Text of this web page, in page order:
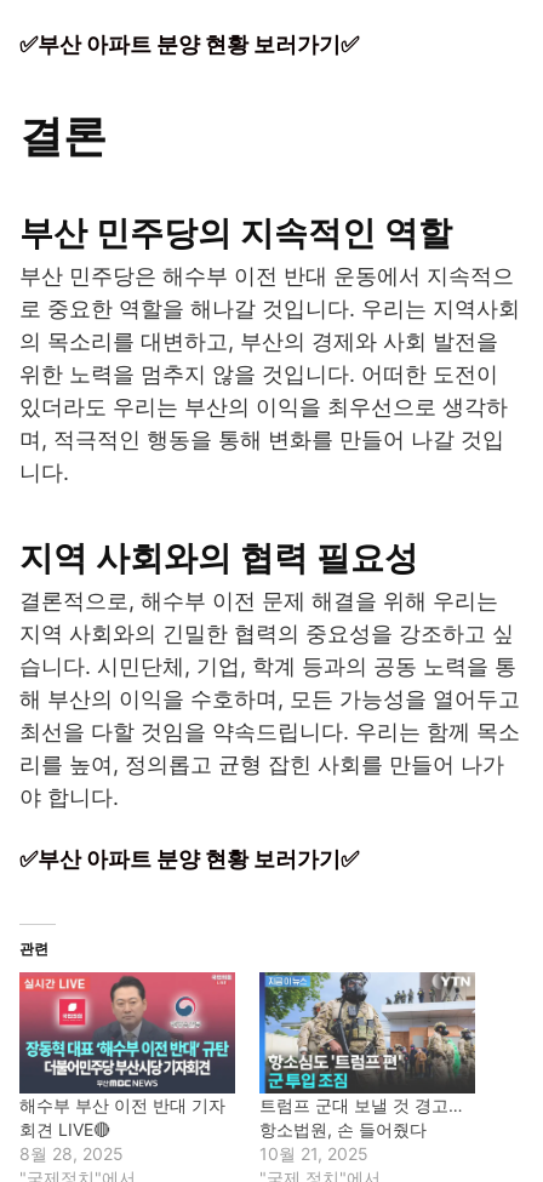
✅부산 아파트 분양 현황 보러가기✅
결론
부산 민주당의 지속적인 역할
부산 민주당은 해수부 이전 반대 운동에서 지속적으
로 중요한 역할을 해나갈 것입니다. 우리는 지역사회
의 목소리를 대변하고, 부산의 경제와 사회 발전을
위한 노력을 멈추지 않을 것입니다. 어떠한 도전이
있더라도 우리는 부산의 이익을 최우선으로 생각하
며, 적극적인 행동을 통해 변화를 만들어 나갈 것입
니다.
지역 사회와의 협력 필요성
결론적으로, 해수부 이전 문제 해결을 위해 우리는
지역 사회와의 긴밀한 협력의 중요성을 강조하고 싶
습니다. 시민단체, 기업, 학계 등과의 공동 노력을 통
해 부산의 이익을 수호하며, 모든 가능성을 열어두고
최선을 다할 것임을 약속드립니다. 우리는 함께 목소
리를 높여, 정의롭고 균형 잡힌 사회를 만들어 나가
야 합니다.
✅부산 아파트 분양 현황 보러가기✅
관련
해수부 부산 이전 반대 기자
회견 LIVE🔴
8월 28, 2025
트럼프 군대 보낼 것 경고…
항소법원, 손 들어줬다
10월 21, 2025